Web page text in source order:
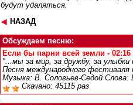
будут удаляться.
НАЗАД
Обсуждаем песню:
Если бы парни всей земли - 02:16
"...мы за мир, за дружбу, за
Песня международного фестиваля
Музыка: В. Соловьев-Седой
Скачано: 45115 раз